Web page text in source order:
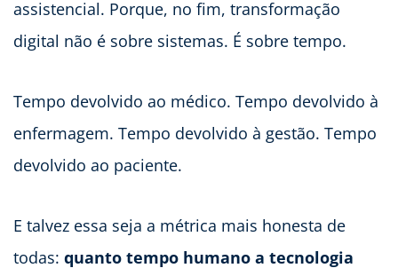
assistencial. Porque, no fim, transformação
digital não é sobre sistemas. É sobre tempo.
Tempo devolvido ao médico. Tempo devolvido à
enfermagem. Tempo devolvido à gestão. Tempo
devolvido ao paciente.
E talvez essa seja a métrica mais honesta de
todas: quanto tempo humano a tecnologia